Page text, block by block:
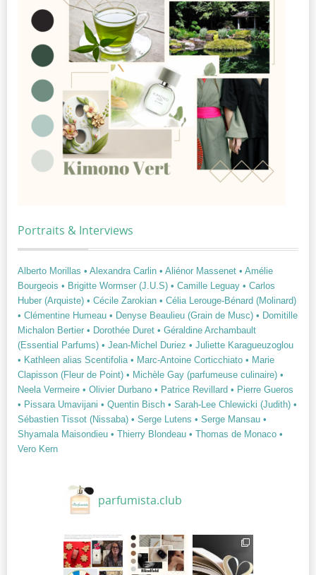
Portraits & Interviews
Alberto Morillas • Alexandra Carlin • Aliénor Massenet • Amélie
Bourgeois • Brigitte Wormser (J.U.S) • Camille Leguay • Carlos
Huber (Arquiste) • Cécile Zarokian • Célia Lerouge-Bénard (Molinard)
• Clémentine Humeau • Denyse Beaulieu (Grain de Musc) • Domitille
Michalon Bertier • Dorothée Duret • Géraldine Archambault
(Essential Parfums) • Jean-Michel Duriez • Juliette Karagueuzoglou
• Kathleen alias Scentifolia • Marc-Antoine Corticchiato • Marie
Clapisson (Fleur de Point) • Michèle Gay (parfumeuse culinaire) •
Neela Vermeire • Olivier Durbano • Patrice Revillard • Pierre Gueros
• Pissara Umavijani • Quentin Bisch • Sarah-Lee Chlewicki (Judith) •
Sébastien Tissot (Nissaba) • Serge Lutens • Serge Mansau •
Shyamala Maisondieu • Thierry Blondeau • Thomas de Monaco •
Vero Kern
parfumista.club